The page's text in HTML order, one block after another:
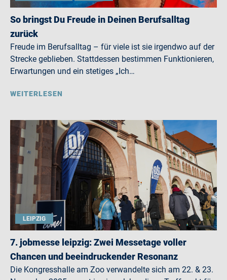
So bringst Du Freude in Deinen Berufsalltag
zurück
Freude im Berufsalltag – für viele ist sie irgendwo auf der
Strecke geblieben. Stattdessen bestimmen Funktionieren,
Erwartungen und ein stetiges „Ich…
WEITERLESEN
LEIPZIG
7. jobmesse leipzig: Zwei Messetage voller
Chancen und beeindruckender Resonanz
Die Kongresshalle am Zoo verwandelte sich am 22. & 23.